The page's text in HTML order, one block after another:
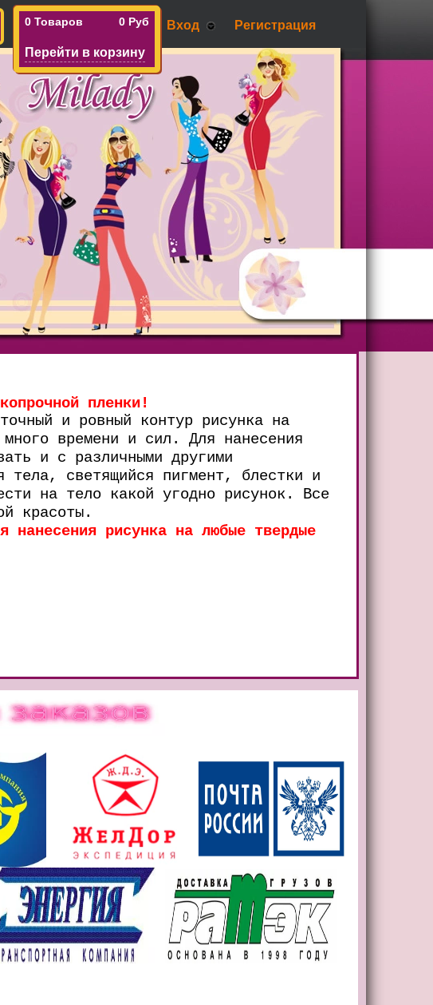
0 Товаров 0 Руб
Перейти в корзину
Вход Регистрация
пленки!
и ровный контур рисунка на
времени и сил. Для нанесения
и с различными другими
тела, светящийся пигмент, блестки и
на тело какой угодно рисунок. Все
красоты.
нанесения рисунка на любые твердые